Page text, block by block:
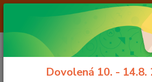
Od 7.8. do 14.8. 2026 máme z důvodu
objednávek, přijatých v tomto období, proběhne
Děkujeme za pochopení
CZK
+420 605 283 713
Dovolená 10. - 14.8.